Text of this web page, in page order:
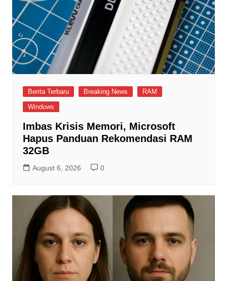
Berita Terbaru Breaking News
RAM
Windows
Imbas Krisis Memori, Microsoft
Hapus Panduan Rekomendasi RAM
32GB
August 6, 2026 0